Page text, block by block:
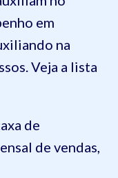
em
na
Veja a lista
de
de vendas,